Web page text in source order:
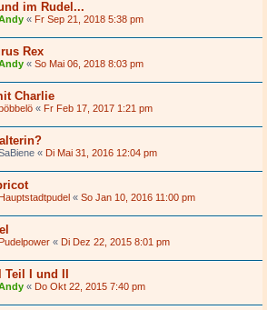
im Rudel...
« Fr Sep 21, 2018 5:38 pm
Rex
« So Mai 06, 2018 8:03 pm
Charlie
« Fr Feb 17, 2017 1:21 pm
« Di Mai 31, 2016 12:04 pm
Hauptstadtpudel « So Jan 10, 2016 11:00 pm
Pudelpower « Di Dez 22, 2015 8:01 pm
Teil I und II
« Do Okt 22, 2015 7:40 pm